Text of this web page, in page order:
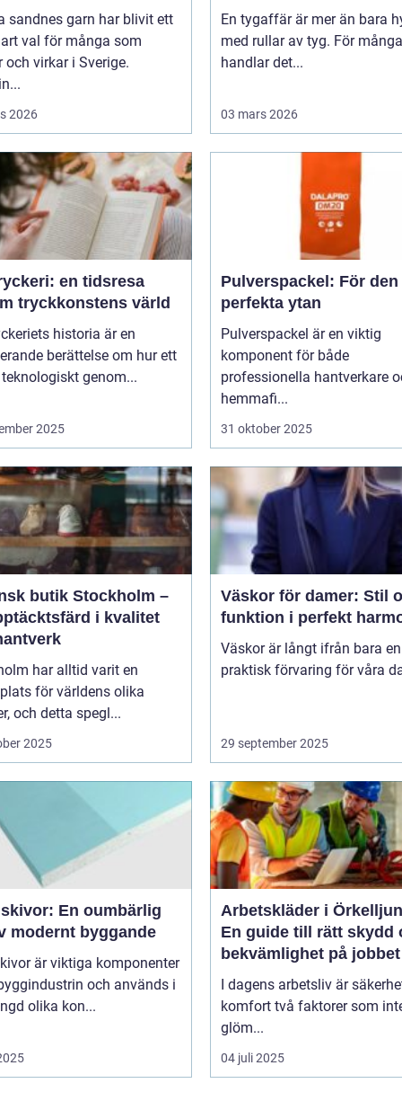
sandnes garn har blivit ett
val för många som
och virkar i Sverige.
2026
En tygaffär är mer än bara
med rullar av tyg. För många
handlar det...
03 mars 2026
en tidsresa
tryckkonstens värld
historia är en
berättelse om hur ett
genom...
2025
Pulverspackel: För den
perfekta ytan
Pulverspackel är en viktig
komponent för både
professionella hantverkare
hemmafi...
31 oktober 2025
butik Stockholm –
i kvalitet
har alltid varit en
för världens olika
och detta spegl...
2025
Väskor för damer: Stil
funktion i perfekt
Väskor är långt ifrån bara en
praktisk förvaring för våra
29 september 2025
En oumbärlig
modernt byggande
är viktiga komponenter
och används i
olika kon...
Arbetskläder i
En guide till rätt skydd
bekvämlighet på jobbet
I dagens arbetsliv är
komfort två faktorer som
glöm...
04 juli 2025